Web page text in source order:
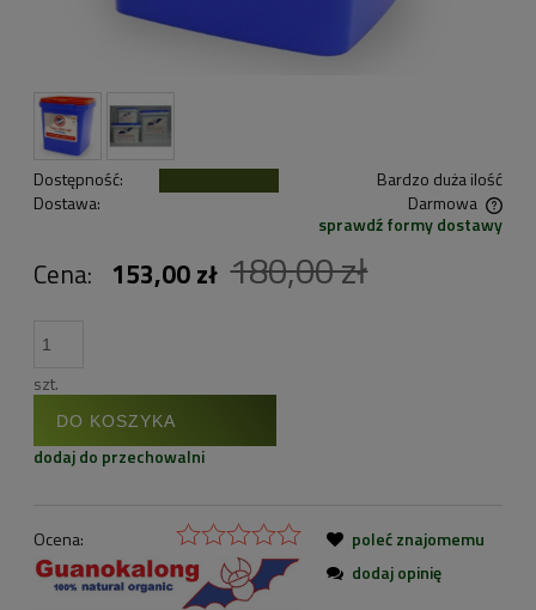
Dostępność:
Bardzo duża ilość
Dostawa:
Darmowa
Cena nie zawiera ewentualnych kosztów płatnościsprawdź formy dostawy
Cena: 153,00 zł 180,00 zł
szt.
DO KOSZYKA
dodaj do przechowalni
Ocena:
poleć znajomemu
dodaj opinię